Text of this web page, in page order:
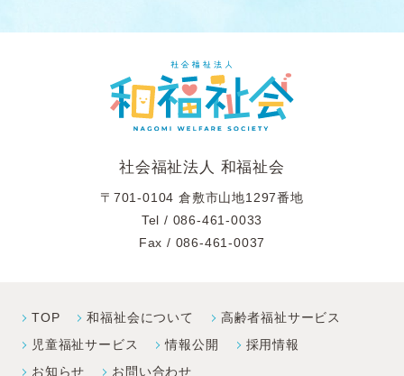
社会福祉法人 和福祉会
〒701-0104 倉敷市山地1297番地
Tel / 086-461-0033
Fax / 086-461-0037
TOP 和福祉会について
高齢者福祉サービス
児童福祉サービス
情報公開
採⽤情報
お知らせ
お問い合わせ